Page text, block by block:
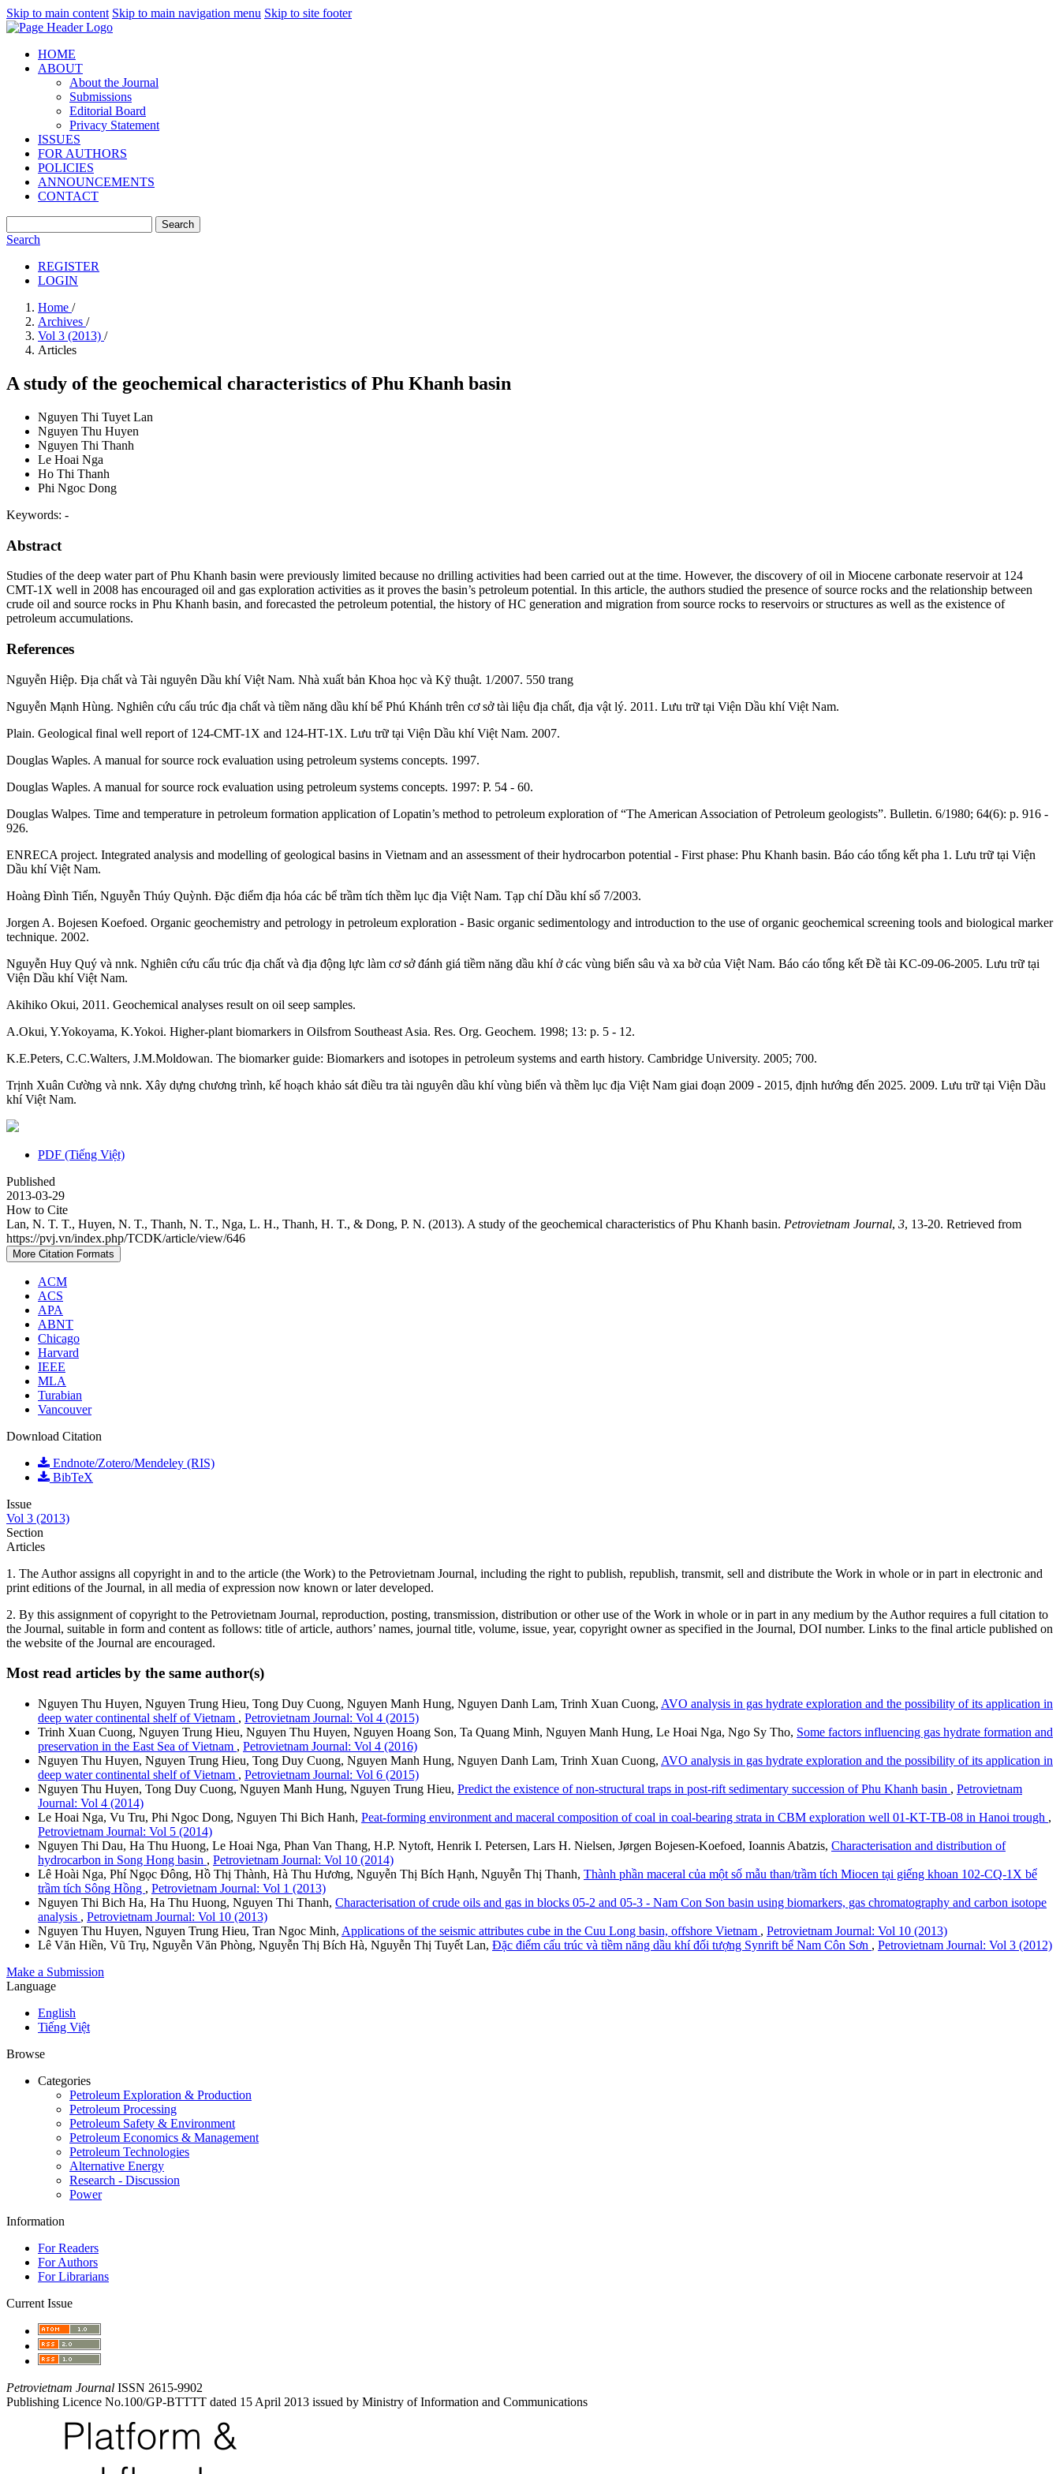
Skip to main content Skip to main navigation menu Skip to site footer
HOME
ABOUT
About the Journal
Submissions
Editorial Board
Privacy Statement
ISSUES
FOR AUTHORS
POLICIES
ANNOUNCEMENTS
CONTACT
Search
Search
REGISTER
LOGIN
Home /
Archives /
Vol 3 (2013) /
Articles
A study of the geochemical characteristics of Phu Khanh basin
Nguyen Thi Tuyet Lan
Nguyen Thu Huyen
Nguyen Thi Thanh
Le Hoai Nga
Ho Thi Thanh
Phi Ngoc Dong
Keywords: -
Abstract
Studies of the deep water part of Phu Khanh basin were previously limited because no drilling activities had been carried out at the time. However, the discovery of oil in Miocene carbonate reservoir at 124
CMT-1X well in 2008 has encouraged oil and gas exploration activities as it proves the basin’s petroleum potential. In this article, the authors studied the presence of source rocks and the relationship between
crude oil and source rocks in Phu Khanh basin, and forecasted the petroleum potential, the history of HC generation and migration from source rocks to reservoirs or structures as well as the existence of
petroleum accumulations.
References
Nguyễn Hiệp. Địa chất và Tài nguyên Dầu khí Việt Nam. Nhà xuất bản Khoa học và Kỹ thuật. 1/2007. 550 trang
Nguyễn Mạnh Hùng. Nghiên cứu cấu trúc địa chất và tiềm năng dầu khí bể Phú Khánh trên cơ sở tài liệu địa chất, địa vật lý. 2011. Lưu trữ tại Viện Dầu khí Việt Nam.
Plain. Geological final well report of 124-CMT-1X and 124-HT-1X. Lưu trữ tại Viện Dầu khí Việt Nam. 2007.
Douglas Waples. A manual for source rock evaluation using petroleum systems concepts. 1997.
Douglas Waples. A manual for source rock evaluation using petroleum systems concepts. 1997: P. 54 - 60.
Douglas Walpes. Time and temperature in petroleum formation application of Lopatin’s method to petroleum exploration of “The American Association of Petroleum geologists”. Bulletin. 6/1980; 64(6): p. 916 -
926.
ENRECA project. Integrated analysis and modelling of geological basins in Vietnam and an assessment of their hydrocarbon potential - First phase: Phu Khanh basin. Báo cáo tổng kết pha 1. Lưu trữ tại Viện
Dầu khí Việt Nam.
Hoàng Đình Tiến, Nguyễn Thúy Quỳnh. Đặc điểm địa hóa các bể trầm tích thềm lục địa Việt Nam. Tạp chí Dầu khí số 7/2003.
Jorgen A. Bojesen Koefoed. Organic geochemistry and petrology in petroleum exploration - Basic organic sedimentology and introduction to the use of organic geochemical screening tools and biological marker
technique. 2002.
Nguyễn Huy Quý và nnk. Nghiên cứu cấu trúc địa chất và địa động lực làm cơ sở đánh giá tiềm năng dầu khí ở các vùng biển sâu và xa bờ của Việt Nam. Báo cáo tổng kết Đề tài KC-09-06-2005. Lưu trữ tại
Viện Dầu khí Việt Nam.
Akihiko Okui, 2011. Geochemical analyses result on oil seep samples.
A.Okui, Y.Yokoyama, K.Yokoi. Higher-plant biomarkers in Oilsfrom Southeast Asia. Res. Org. Geochem. 1998; 13: p. 5 - 12.
K.E.Peters, C.C.Walters, J.M.Moldowan. The biomarker guide: Biomarkers and isotopes in petroleum systems and earth history. Cambridge University. 2005; 700.
Trịnh Xuân Cường và nnk. Xây dựng chương trình, kế hoạch khảo sát điều tra tài nguyên dầu khí vùng biển và thềm lục địa Việt Nam giai đoạn 2009 - 2015, định hướng đến 2025. 2009. Lưu trữ tại Viện Dầu
khí Việt Nam.
PDF (Tiếng Việt)
Published
2013-03-29
How to Cite
Lan, N. T. T., Huyen, N. T., Thanh, N. T., Nga, L. H., Thanh, H. T., & Dong, P. N. (2013). A study of the geochemical characteristics of Phu Khanh basin. Petrovietnam Journal, 3, 13-20. Retrieved from
https://pvj.vn/index.php/TCDK/article/view/646
More Citation Formats
ACM
ACS
APA
ABNT
Chicago
Harvard
IEEE
MLA
Turabian
Vancouver
Download Citation
Endnote/Zotero/Mendeley (RIS)
BibTeX
Issue
Vol 3 (2013)
Section
Articles
1. The Author assigns all copyright in and to the article (the Work) to the Petrovietnam Journal, including the right to publish, republish, transmit, sell and distribute the Work in whole or in part in electronic and
print editions of the Journal, in all media of expression now known or later developed.
2. By this assignment of copyright to the Petrovietnam Journal, reproduction, posting, transmission, distribution or other use of the Work in whole or in part in any medium by the Author requires a full citation to
the Journal, suitable in form and content as follows: title of article, authors’ names, journal title, volume, issue, year, copyright owner as specified in the Journal, DOI number. Links to the final article published on
the website of the Journal are encouraged.
Most read articles by the same author(s)
Nguyen Thu Huyen, Nguyen Trung Hieu, Tong Duy Cuong, Nguyen Manh Hung, Nguyen Danh Lam, Trinh Xuan Cuong, AVO analysis in gas hydrate exploration and the possibility of its application in
deep water continental shelf of Vietnam , Petrovietnam Journal: Vol 4 (2015)
Trinh Xuan Cuong, Nguyen Trung Hieu, Nguyen Thu Huyen, Nguyen Hoang Son, Ta Quang Minh, Nguyen Manh Hung, Le Hoai Nga, Ngo Sy Tho, Some factors influencing gas hydrate formation and
preservation in the East Sea of Vietnam , Petrovietnam Journal: Vol 4 (2016)
Nguyen Thu Huyen, Nguyen Trung Hieu, Tong Duy Cuong, Nguyen Manh Hung, Nguyen Danh Lam, Trinh Xuan Cuong, AVO analysis in gas hydrate exploration and the possibility of its application in
deep water continental shelf of Vietnam , Petrovietnam Journal: Vol 6 (2015)
Nguyen Thu Huyen, Tong Duy Cuong, Nguyen Manh Hung, Nguyen Trung Hieu, Predict the existence of non-structural traps in post-rift sedimentary succession of Phu Khanh basin , Petrovietnam
Journal: Vol 4 (2014)
Le Hoai Nga, Vu Tru, Phi Ngoc Dong, Nguyen Thi Bich Hanh, Peat-forming environment and maceral composition of coal in coal-bearing strata in CBM exploration well 01-KT-TB-08 in Hanoi trough ,
Petrovietnam Journal: Vol 5 (2014)
Nguyen Thi Dau, Ha Thu Huong, Le Hoai Nga, Phan Van Thang, H.P. Nytoft, Henrik I. Petersen, Lars H. Nielsen, Jørgen Bojesen-Koefoed, Ioannis Abatzis, Characterisation and distribution of
hydrocarbon in Song Hong basin , Petrovietnam Journal: Vol 10 (2014)
Lê Hoài Nga, Phí Ngọc Đông, Hồ Thị Thành, Hà Thu Hương, Nguyễn Thị Bích Hạnh, Nguyễn Thị Thanh, Thành phần maceral của một số mẫu than/trầm tích Miocen tại giếng khoan 102-CQ-1X bể
trầm tích Sông Hồng , Petrovietnam Journal: Vol 1 (2013)
Nguyen Thi Bich Ha, Ha Thu Huong, Nguyen Thi Thanh, Characterisation of crude oils and gas in blocks 05-2 and 05-3 - Nam Con Son basin using biomarkers, gas chromatography and carbon isotope
analysis , Petrovietnam Journal: Vol 10 (2013)
Nguyen Thu Huyen, Nguyen Trung Hieu, Tran Ngoc Minh, Applications of the seismic attributes cube in the Cuu Long basin, offshore Vietnam , Petrovietnam Journal: Vol 10 (2013)
Lê Văn Hiền, Vũ Trụ, Nguyễn Văn Phòng, Nguyễn Thị Bích Hà, Nguyễn Thị Tuyết Lan, Đặc điểm cấu trúc và tiềm năng dầu khí đối tượng Synrift bể Nam Côn Sơn , Petrovietnam Journal: Vol 3 (2012)
Make a Submission
Language
English
Tiếng Việt
Browse
Categories
Petroleum Exploration & Production
Petroleum Processing
Petroleum Safety & Environment
Petroleum Economics & Management
Petroleum Technologies
Alternative Energy
Research - Discussion
Power
Information
For Readers
For Authors
For Librarians
Current Issue
Petrovietnam Journal ISSN 2615-9902
Publishing Licence No.100/GP-BTTTT dated 15 April 2013 issued by Ministry of Information and Communications